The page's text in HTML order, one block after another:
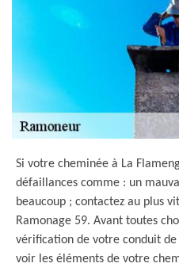
Si votre cheminée à La
défaillances comme : un
beaucoup ; contactez au plus
Ramonage 59. Avant toutes
vérification de votre conduit
voir les éléments de votre